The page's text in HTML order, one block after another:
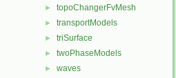
► topoChangerFvMesh
► transportModels
► triSurface
► twoPhaseModels
► waves